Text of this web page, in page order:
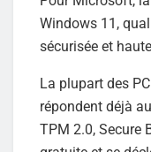
Windows 11,
sécurisée et
La plupart des
répondent déjà
TPM 2.0, Secure